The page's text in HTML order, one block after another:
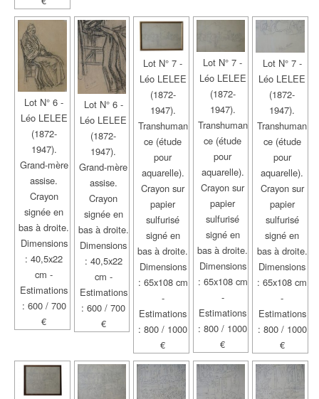
Lot N° 6 -
Léo LELEE
(1872-
1947).
Grand-mère
assise.
Crayon
signée en
bas à droite.
Dimensions
: 40,5x22
cm -
Estimations
: 600 / 700
€
Lot N° 6 -
Léo LELEE
(1872-
1947).
Grand-mère
assise.
Crayon
signée en
bas à droite.
Dimensions
: 40,5x22
cm -
Estimations
: 600 / 700
€
Lot N° 7 -
Léo LELEE
(1872-
1947).
Transhuman
ce (étude
pour
aquarelle).
Crayon sur
papier
sulfurisé
signé en
bas à droite.
Dimensions
: 65x108 cm
-
Estimations
: 800 / 1000
€
Lot N° 7 -
Léo LELEE
(1872-
1947).
Transhuman
ce (étude
pour
aquarelle).
Crayon sur
papier
sulfurisé
signé en
bas à droite.
Dimensions
: 65x108 cm
-
Estimations
: 800 / 1000
€
Lot N° 7 -
Léo LELEE
(1872-
1947).
Transhuman
ce (étude
pour
aquarelle).
Crayon sur
papier
sulfurisé
signé en
bas à droite.
Dimensions
: 65x108 cm
-
Estimations
: 800 / 1000
€